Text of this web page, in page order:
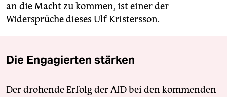
an die Macht zu kommen, ist einer der
Widersprüche dieses Ulf Kristersson.
Die Engagierten stärken
Der drohende Erfolg der AfD bei den kommenden